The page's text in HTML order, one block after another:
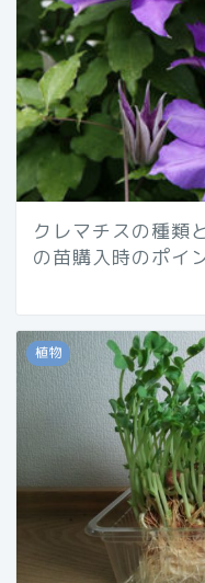
クレマチスの種類
の苗購入時のポイ
植物